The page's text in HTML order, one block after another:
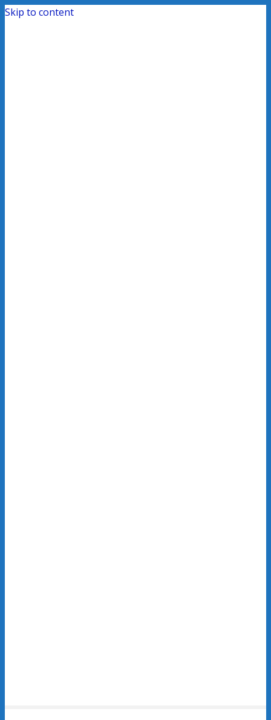
Skip to content